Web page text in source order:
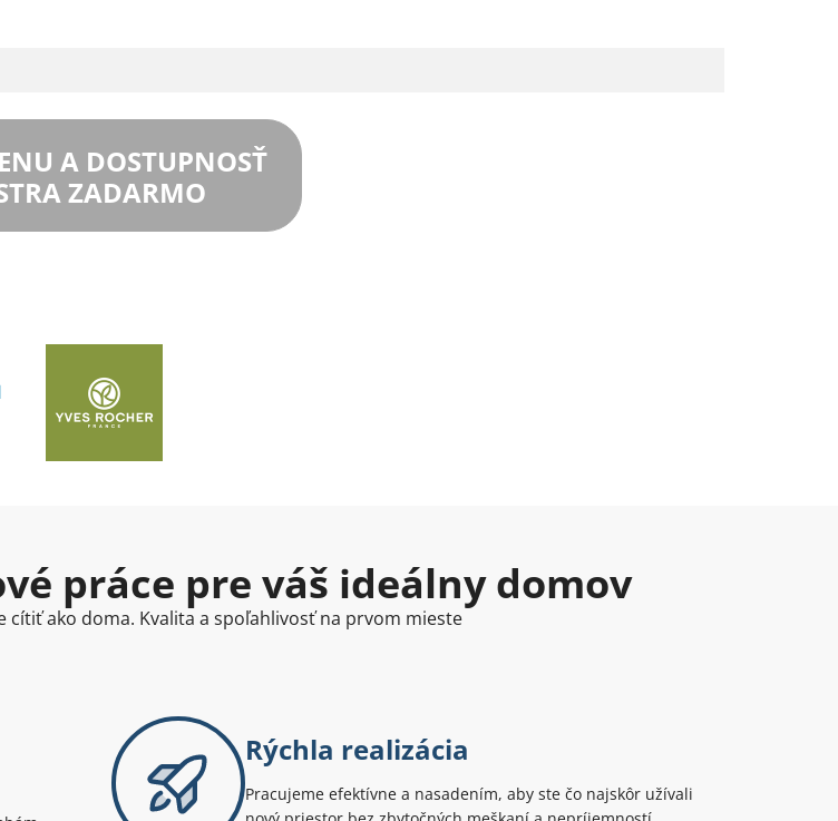
A DOSTUPNOSŤ
ZADARMO
práce pre váš ideálny domov
cítiť ako doma. Kvalita a spoľahlivosť na prvom mieste
Rýchla realizácia
Pracujeme efektívne a nasadením, aby ste čo najskôr užívali